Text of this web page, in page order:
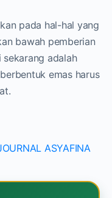
pada hal-hal yang
bawah pemberian
adalah
emas harus
ASYAFINA